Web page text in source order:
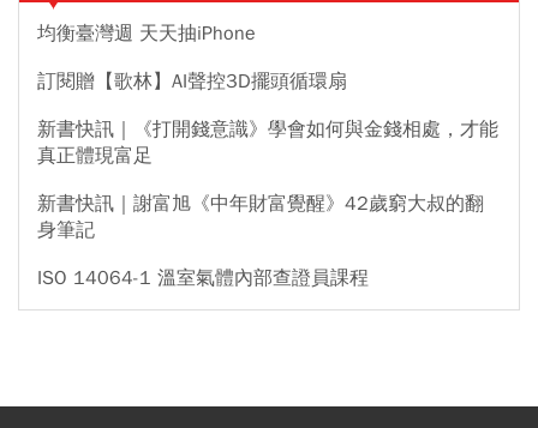
均衡臺灣週 天天抽iPhone
訂閱贈【歌林】AI聲控3D擺頭循環扇
新書快訊｜《打開錢意識》學會如何與金錢相處，才能
真正體現富足
新書快訊｜謝富旭《中年財富覺醒》42歲窮大叔的翻
身筆記
ISO 14064-1 溫室氣體內部查證員課程